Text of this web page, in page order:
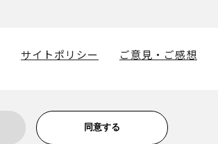
サイトポリシー ご意見・ご感想
同意する